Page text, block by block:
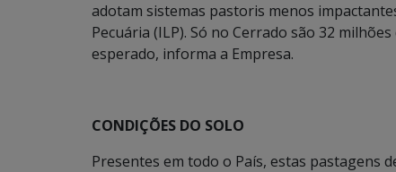
adotam sistemas pastoris menos
Pecuária (ILP). Só no Cerrado são 32
esperado, informa a Empresa.
CONDIÇÕES DO SOLO
Presentes em todo o País, estas pastagens